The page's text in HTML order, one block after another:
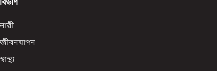
নারী
জীবনযাপন
স্বাস্থ্য